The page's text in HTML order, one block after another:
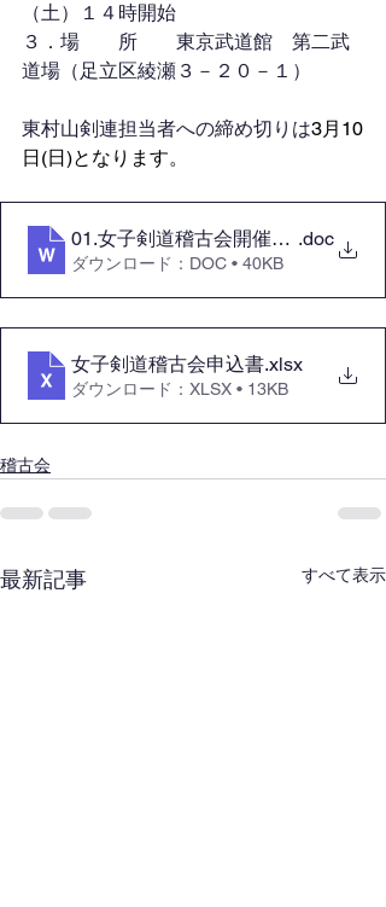
（土）１４時開始
３．場　　所　　東京武道館　第二武
道場（足立区綾瀬３－２０－１）
東村山剣連担当者への締め切りは3月10
日(日)となります。
01.女子剣道稽古会開催について
.doc
ダウンロード：DOC • 40KB
女子剣道稽古会申込書.xlsx
ダウンロード：XLSX • 13KB
稽古会
最新記事 すべて表示